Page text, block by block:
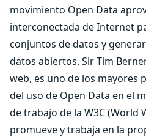
movimiento Open Data
interconectada de Internet
conjuntos de datos y
datos abiertos. Sir Tim
web, es uno de los mayores
del uso de Open Data en el
de trabajo de la W3C (World
promueve y trabaja en la